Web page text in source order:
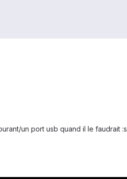
un port usb quand il le faudrait :s